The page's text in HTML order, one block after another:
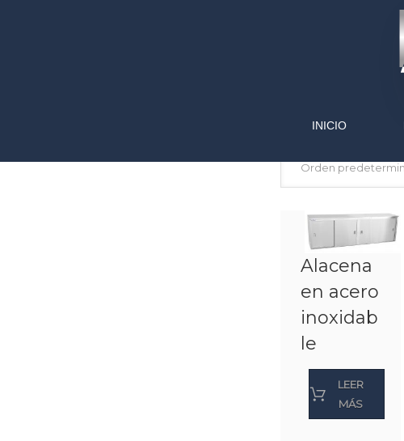
INICIO
Alacena
en acero
inoxidab
le
LEER
MÁS